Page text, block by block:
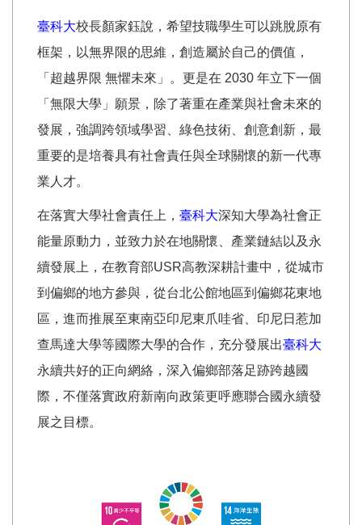
臺科大校長顏家鈺說，希望技職學生可以跳脫原有
框架，以無界限的思維，創造屬於自己的價值，
「超越界限 無懼未來」。更是在 2030 年立下一個
「無限大學」願景，除了著重在產業與社會未來的
發展，強調跨領域學習、綠色技術、創意創新，最
重要的是培養具有社會責任與全球關懷的新一代專
業人才。
在落實大學社會責任上， 臺科大深知大學為社會正
能量原動力，並致力於在地關懷、產業鏈結以及永
續發展上，在教育部USR高教深耕計畫中，從城市
到偏鄉的地方參與，從台北公館地區到偏鄉花東地
區，進而推展至東南亞印尼東爪哇省、印尼日惹加
查馬達大學等國際大學的合作，充分發展出臺科大
永續共好的正向網絡，深入偏鄉部落足跡跨越國
際，不僅落實政府新南向政策更呼應聯合國永續發
展之目標。